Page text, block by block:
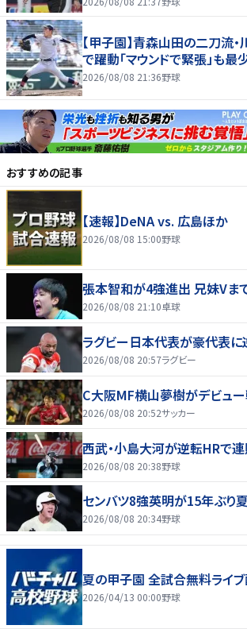
【甲子園】青森山田の二刀流
で躍動「マウンドで緊張」も
2026/08/08 21:36野球
おすすめの記事
【速報】DeNA vs. 広島ほか
2026/08/08 15:00野球
張本智和が4強進出 兄妹Vま
2026/08/08 21:10卓球
ラグビー日本代表が豪代表
2026/08/08 20:57ラグビー
C大阪MF横山夢樹がデビュ
2026/08/08 20:52サッカー
西武・小島大河が逆転HRで
2026/08/08 20:38野球
センバツ8強英明が15年ぶり
2026/08/08 20:34野球
夏の甲子園 全試合無料ライブ
2026/04/13 00:00野球